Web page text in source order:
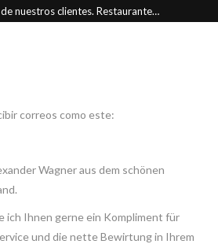
nuestros clientes. Restaurante…
correos como este:
Wagner aus dem schönen
ich Ihnen gerne ein Kompliment für
und die nette Bewirtung in Ihrem